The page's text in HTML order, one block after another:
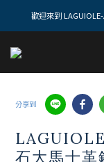
歡迎來到
分享到
石大馬士革